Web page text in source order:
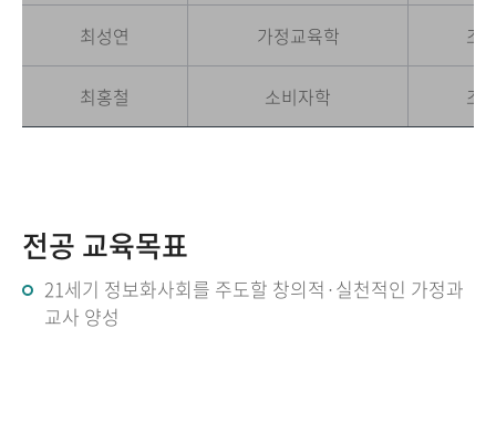
최성연 가정교육학 조
최홍철 소비자학 조
전공 교육목표
21세기 정보화사회를 주도할 창의적·실천적인 가정과
교사 양성